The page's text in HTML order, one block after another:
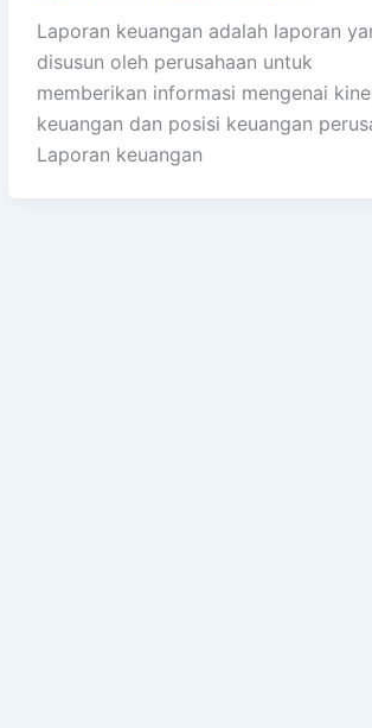
Laporan keuangan adalah laporan
disusun oleh perusahaan untuk
memberikan informasi mengenai
keuangan dan posisi keuangan
Laporan keuangan